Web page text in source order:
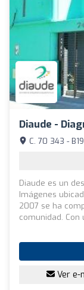
Diaude -
C. 70 343 -
Diaude es un
Imágenes
2007 se ha
comunidad. Con
Ver e-